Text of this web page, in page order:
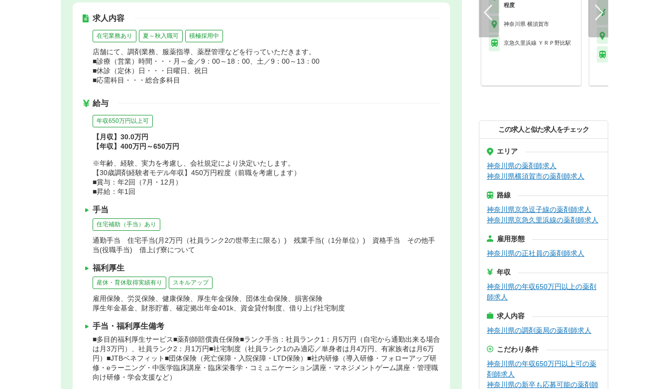
求人内容
在宅業務あり 夏～秋入職可 積極採用中
店舗にて、調剤業務、服薬指導、薬歴管理などを行っていただきます。
■診療（営業）時間・・・月～金／9：00～18：00、土／9：00～13：00
■休診（定休）日・・・日曜日、祝日
■応需科目・・・総合多科目
給与
年収650万円以上可
【月収】30.0万円
【年収】400万円～650万円
※年齢、経験、実力を考慮し、会社規定により決定いたします。
【30歳調剤経験者モデル年収】450万円程度（前職を考慮します）
■賞与：年2回（7月・12月）
■昇給：年1回
手当
住宅補助（手当）あり
通勤手当 住宅手当(月2万円（社員ランク2の世帯主に限る）) 残業手当(（1分単位）) 資格手当 その他手
当(役職手当) 借上げ寮について
福利厚生
産休・育休取得実績有り スキルアップ
雇用保険、労災保険、健康保険、厚生年金保険、団体生命保険、損害保険
厚生年金基金、財形貯蓄、確定拠出年金401k、資金貸付制度、借り上げ社宅制度
手当・福利厚生備考
■多目的福利厚生サービス■薬剤師賠償責任保険■ランク手当：社員ランク1：月5万円（自宅から通勤出来る場合
は月3万円）、社員ランク2：月1万円■社宅制度（社員ランク1のみ適応／単身者は月4万円、有家族者は月6万
円）■JTBベネフィット■団体保険（死亡保障・入院保障・LTD保険）■社内研修（導入研修・フォローアップ研
修・eラーニング・中医学臨床講座・臨床栄養学・コミュニケーション講座・マネジメントゲーム講座・管理職
向け研修・学会支援など）
程度
神奈川県 横須賀市
京急久里浜線 ＹＲＰ野比駅
この求人と似た求人をチェック
エリア
神奈川県の薬剤師求人
神奈川県横須賀市の薬剤師求人
路線
神奈川県京急逗子線の薬剤師求人
神奈川県京急久里浜線の薬剤師求人
雇用形態
神奈川県の正社員の薬剤師求人
年収
神奈川県の年収650万円以上の薬剤
師求人
求人内容
神奈川県の調剤薬局の薬剤師求人
こだわり条件
神奈川県の年収650万円以上可の薬
剤師求人
神奈川県の新卒も応募可能の薬剤師